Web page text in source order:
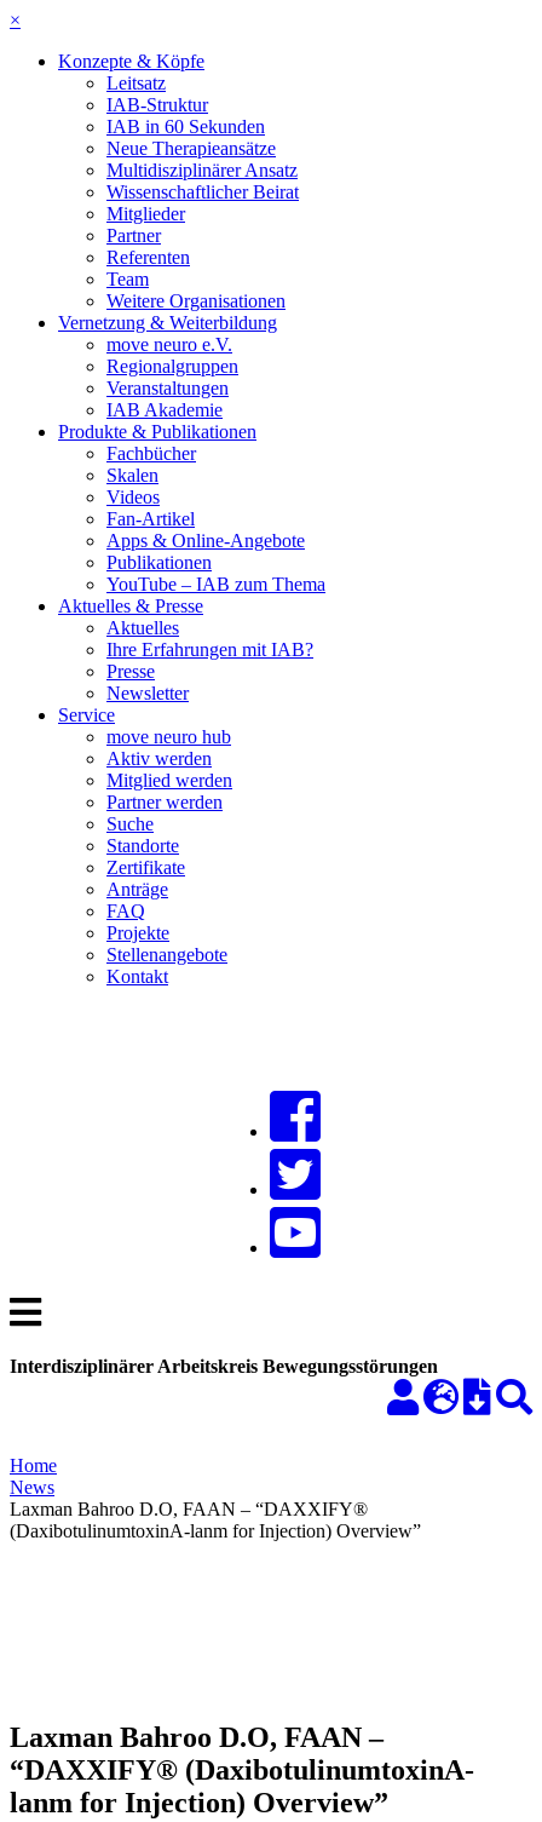
×
Konzepte & Köpfe
Leitsatz
IAB-Struktur
IAB in 60 Sekunden
Neue Therapieansätze
Multidisziplinärer Ansatz
Wissenschaftlicher Beirat
Mitglieder
Partner
Referenten
Team
Weitere Organisationen
Vernetzung & Weiterbildung
move neuro e.V.
Regionalgruppen
Veranstaltungen
IAB Akademie
Produkte & Publikationen
Fachbücher
Skalen
Videos
Fan-Artikel
Apps & Online-Angebote
Publikationen
YouTube – IAB zum Thema
Aktuelles & Presse
Aktuelles
Ihre Erfahrungen mit IAB?
Presse
Newsletter
Service
move neuro hub
Aktiv werden
Mitglied werden
Partner werden
Suche
Standorte
Zertifikate
Anträge
FAQ
Projekte
Stellenangebote
Kontakt
Interdisziplinärer Arbeitskreis Bewegungsstörungen
Home
News
Laxman Bahroo D.O, FAAN – “DAXXIFY®
(DaxibotulinumtoxinA-lanm for Injection) Overview”
Laxman Bahroo D.O, FAAN –
“DAXXIFY® (DaxibotulinumtoxinA-
lanm for Injection) Overview”